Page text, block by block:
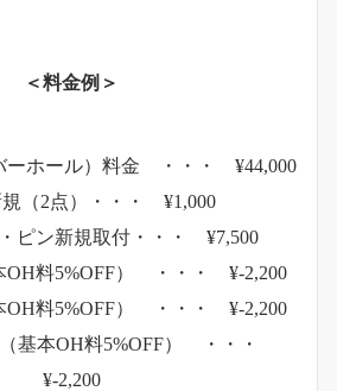
＜料金例＞
ーホール）料金 ・・・ ¥44,000
規（2点）・・・ ¥1,000
・ピン新規取付・・・ ¥7,500
OH料5%OFF） ・・・ ¥-2,200
OH料5%OFF） ・・・ ¥-2,200
（基本OH料5%OFF） ・・・
¥-2,200